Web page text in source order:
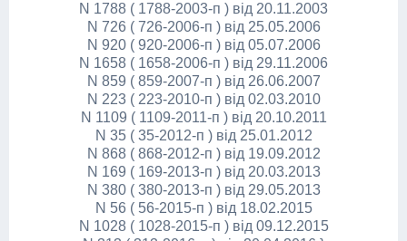
N 1788 ( 1788-2003-п ) від 20.11.2003
N 726 ( 726-2006-п ) від 25.05.2006
N 920 ( 920-2006-п ) від 05.07.2006
N 1658 ( 1658-2006-п ) від 29.11.2006
N 859 ( 859-2007-п ) від 26.06.2007
N 223 ( 223-2010-п ) від 02.03.2010
N 1109 ( 1109-2011-п ) від 20.10.2011
N 35 ( 35-2012-п ) від 25.01.2012
N 868 ( 868-2012-п ) від 19.09.2012
N 169 ( 169-2013-п ) від 20.03.2013
N 380 ( 380-2013-п ) від 29.05.2013
N 56 ( 56-2015-п ) від 18.02.2015
N 1028 ( 1028-2015-п ) від 09.12.2015